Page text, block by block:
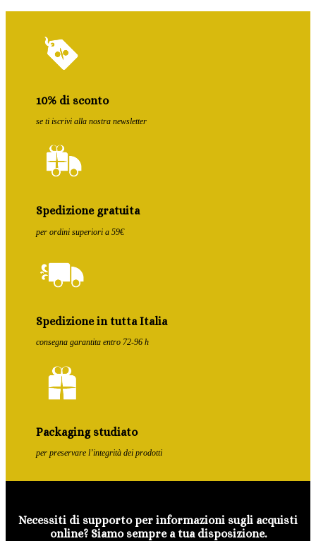
10% di sconto
se ti iscrivi alla nostra newsletter
Spedizione gratuita
per ordini superiori a 59€
Spedizione in tutta Italia
consegna garantita entro 72-96 h
Packaging studiato
per preservare l’integrità dei prodotti
Necessiti di supporto per informazioni sugli acquisti
online? Siamo sempre a tua disposizione.